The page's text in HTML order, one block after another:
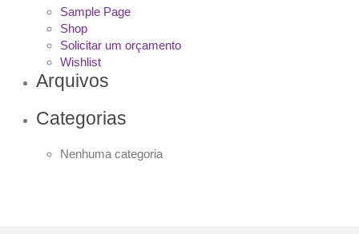
Sample Page
Shop
Solicitar um orçamento
Wishlist
Arquivos
Categorias
Nenhuma categoria